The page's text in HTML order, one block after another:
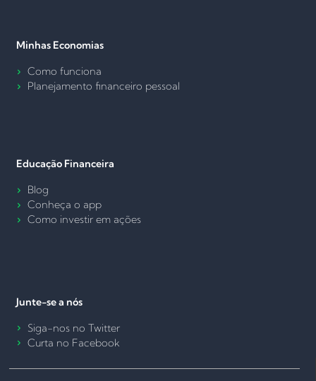
Minhas Economias
Como funciona
Planejamento financeiro pessoal
Educação Financeira
Blog
Conheça o app
Como investir em ações
Junte-se a nós
Siga-nos no Twitter
Curta no Facebook